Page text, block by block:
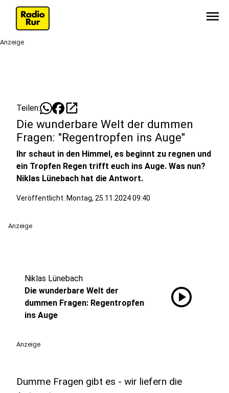
menu
Anzeige
Teilen: open_in_new
Die wunderbare Welt der dummen
Fragen: "Regentropfen ins Auge"
Ihr schaut in den Himmel, es beginnt zu regnen und
ein Tropfen Regen trifft euch ins Auge. Was nun?
Niklas Lünebach hat die Antwort.
Veröffentlicht: Montag, 25.11.2024 09:40
Anzeige
Niklas Lünebach
Die wunderbare Welt der
dummen Fragen: Regentropfen
ins Auge
play_circle
Anzeige
Dumme Fragen gibt es - wir liefern die